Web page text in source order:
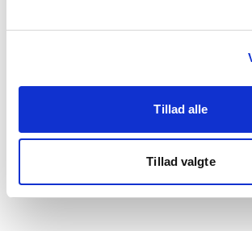
Tillad alle
Tillad valgte